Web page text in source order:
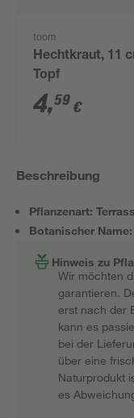
toom
Hechtkraut, 11
Topf
4,59 €
Beschreibung
Pflanzenart:
Botanischer
Hinweis zu
Wir möchten
garantieren.
erst nach der
kann es
bei der
über eine
Naturprodukt
es